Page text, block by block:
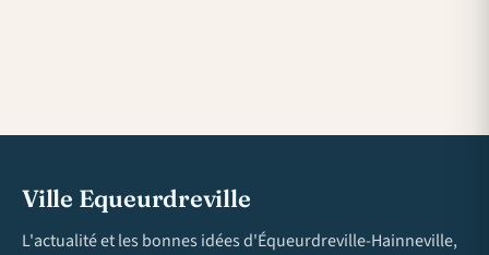
Ville Equeurdreville
L'actualité et les bonnes idées d'Équeurdreville-Hainneville,